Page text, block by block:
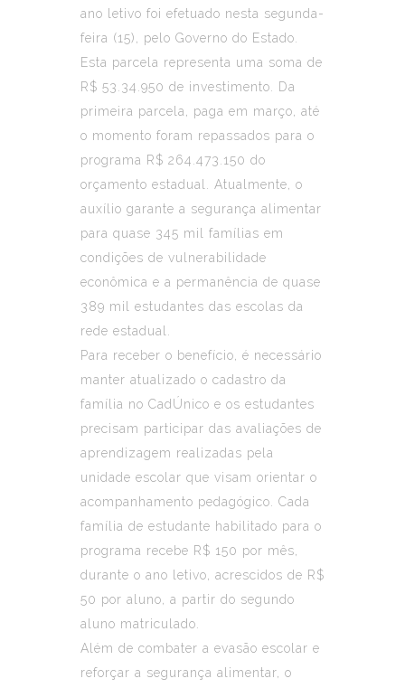
ano letivo foi efetuado nesta segunda-
feira (15), pelo Governo do Estado.
Esta parcela representa uma soma de
R$ 53.34.950 de investimento. Da
primeira parcela, paga em março, até
o momento foram repassados para o
programa R$ 264.473.150 do
orçamento estadual. Atualmente, o
auxílio garante a segurança alimentar
para quase 345 mil famílias em
condições de vulnerabilidade
econômica e a permanência de quase
389 mil estudantes das escolas da
rede estadual.
Para receber o benefício, é necessário
manter atualizado o cadastro da
família no CadÚnico e os estudantes
precisam participar das avaliações de
aprendizagem realizadas pela
unidade escolar que visam orientar o
acompanhamento pedagógico. Cada
família de estudante habilitado para o
programa recebe R$ 150 por mês,
durante o ano letivo, acrescidos de R$
50 por aluno, a partir do segundo
aluno matriculado.
Além de combater a evasão escolar e
reforçar a segurança alimentar, o